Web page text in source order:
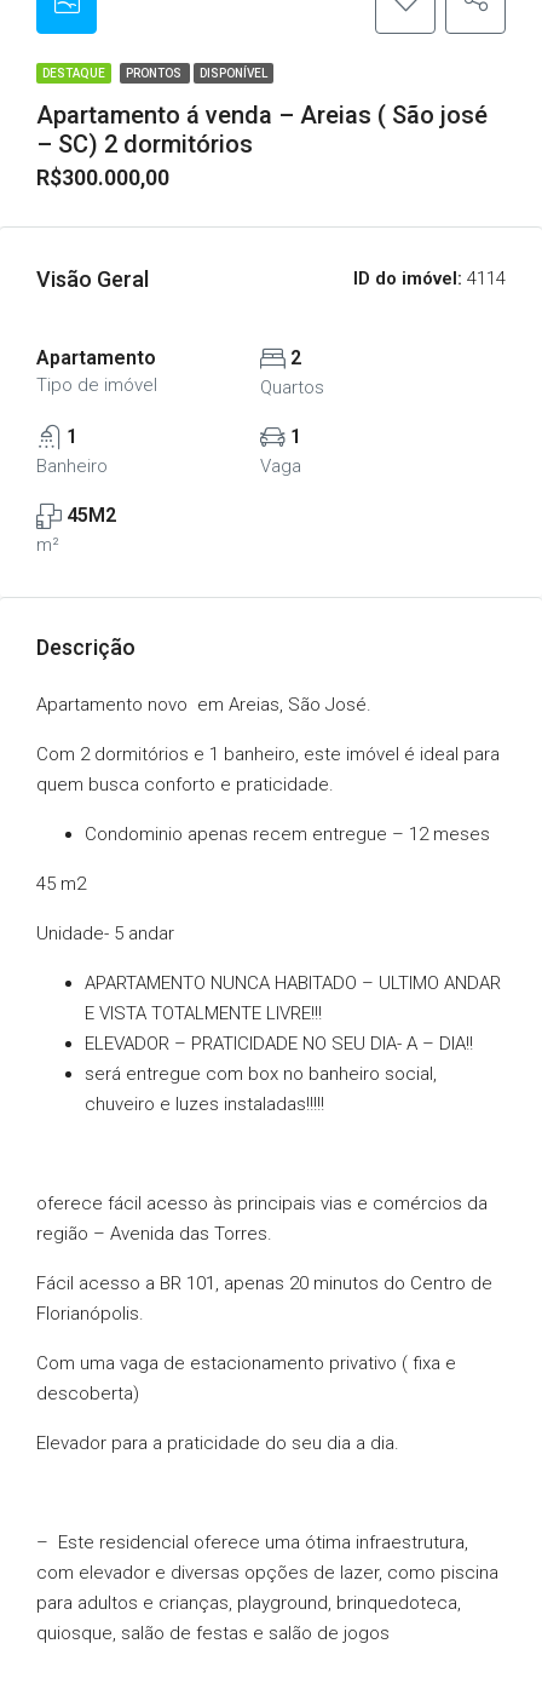
DESTAQUE PRONTOS DISPONÍVEL
Apartamento á venda – Areias ( São josé
– SC) 2 dormitórios
R$300.000,00
Visão Geral ID do imóvel: 4114
Apartamento
Tipo de imóvel
2
Quartos
1
Banheiro
1
Vaga
45M2
m²
Descrição
Apartamento novo em Areias, São José.
Com 2 dormitórios e 1 banheiro, este imóvel é ideal para
quem busca conforto e praticidade.
Condominio apenas recem entregue – 12 meses
45 m2
Unidade- 5 andar
APARTAMENTO NUNCA HABITADO – ULTIMO ANDAR
E VISTA TOTALMENTE LIVRE!!!
ELEVADOR – PRATICIDADE NO SEU DIA- A – DIA!!
será entregue com box no banheiro social,
chuveiro e luzes instaladas!!!!!
oferece fácil acesso às principais vias e comércios da
região – Avenida das Torres.
Fácil acesso a BR 101, apenas 20 minutos do Centro de
Florianópolis.
Com uma vaga de estacionamento privativo ( fixa e
descoberta)
Elevador para a praticidade do seu dia a dia.
– Este residencial oferece uma ótima infraestrutura,
com elevador e diversas opções de lazer, como piscina
para adultos e crianças, playground, brinquedoteca,
quiosque, salão de festas e salão de jogos